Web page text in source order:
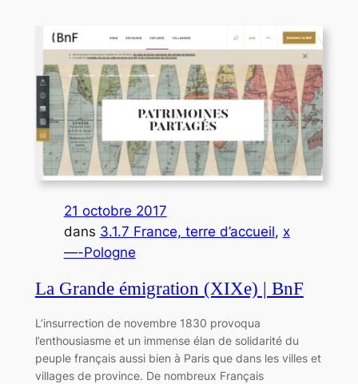
21 octobre 2017
dans 3.1.7 France, terre d’accueil, x
—-Pologne
La Grande émigration (XIXe) | BnF
L’insurrection de novembre 1830 provoqua
l’enthousiasme et un immense élan de solidarité du
peuple français aussi bien à Paris que dans les villes et
villages de province. De nombreux Français